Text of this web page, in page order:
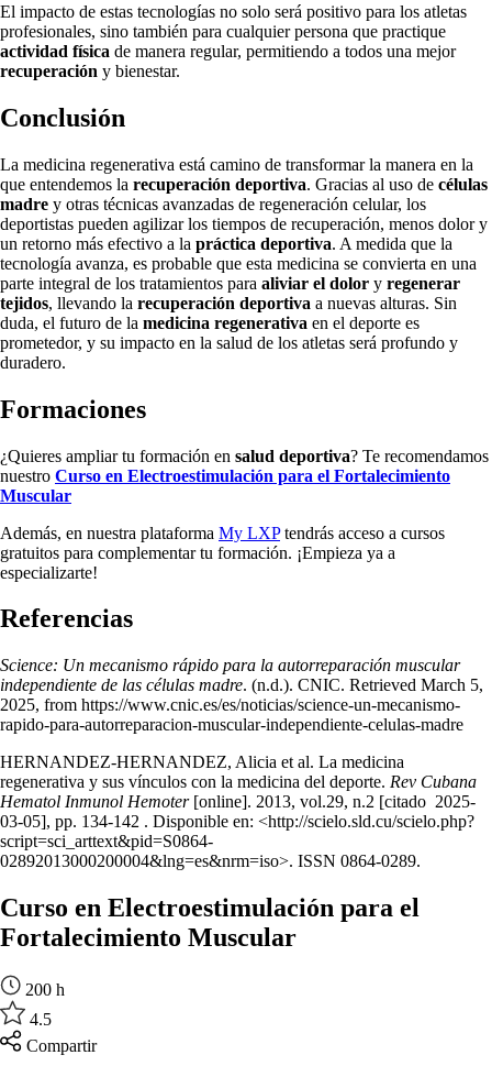
El impacto de estas tecnologías no solo será positivo para los atletas
profesionales, sino también para cualquier persona que practique
actividad física de manera regular, permitiendo a todos una mejor
recuperación y bienestar.
Conclusión
La medicina regenerativa está camino de transformar la manera en la
que entendemos la recuperación deportiva. Gracias al uso de células
madre y otras técnicas avanzadas de regeneración celular, los
deportistas pueden agilizar los tiempos de recuperación, menos dolor y
un retorno más efectivo a la práctica deportiva. A medida que la
tecnología avanza, es probable que esta medicina se convierta en una
parte integral de los tratamientos para aliviar el dolor y regenerar
tejidos, llevando la recuperación deportiva a nuevas alturas. Sin
duda, el futuro de la medicina regenerativa en el deporte es
prometedor, y su impacto en la salud de los atletas será profundo y
duradero.
Formaciones
¿Quieres ampliar tu formación en salud deportiva? Te recomendamos
nuestro Curso en Electroestimulación para el Fortalecimiento
Muscular
Además, en nuestra plataforma My LXPtendrás acceso a cursos
gratuitos para complementar tu formación. ¡Empieza ya a
especializarte!
Referencias
Science: Un mecanismo rápido para la autorreparación muscular
independiente de las células madre. (n.d.). CNIC. Retrieved March 5,
2025, from https://www.cnic.es/es/noticias/science-un-mecanismo-
rapido-para-autorreparacion-muscular-independiente-celulas-madre
HERNANDEZ-HERNANDEZ, Alicia et al. La medicina
regenerativa y sus vínculos con la medicina del deporte. Rev Cubana
Hematol Inmunol Hemoter[online]. 2013, vol.29, n.2 [citado 2025-
03-05], pp. 134-142 . Disponible en: <http://scielo.sld.cu/scielo.php?
script=sci_arttext&pid=S0864-
02892013000200004&lng=es&nrm=iso>. ISSN 0864-0289.
Curso en Electroestimulación para el
Fortalecimiento Muscular
200 h
4.5
Compartir